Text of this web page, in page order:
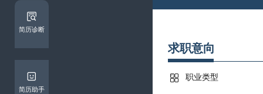
简历诊断
简历助手
求职意向
